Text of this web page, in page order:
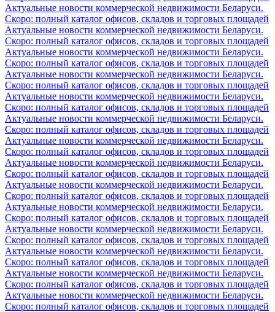
Актуальные новости коммерческой недвижимости Беларуси.
Скоро: полный каталог офисов, складов и торговых площадей
Актуальные новости коммерческой недвижимости Беларуси.
Скоро: полный каталог офисов, складов и торговых площадей
Актуальные новости коммерческой недвижимости Беларуси.
Скоро: полный каталог офисов, складов и торговых площадей
Актуальные новости коммерческой недвижимости Беларуси.
Скоро: полный каталог офисов, складов и торговых площадей
Актуальные новости коммерческой недвижимости Беларуси.
Скоро: полный каталог офисов, складов и торговых площадей
Актуальные новости коммерческой недвижимости Беларуси.
Скоро: полный каталог офисов, складов и торговых площадей
Актуальные новости коммерческой недвижимости Беларуси.
Скоро: полный каталог офисов, складов и торговых площадей
Актуальные новости коммерческой недвижимости Беларуси.
Скоро: полный каталог офисов, складов и торговых площадей
Актуальные новости коммерческой недвижимости Беларуси.
Скоро: полный каталог офисов, складов и торговых площадей
Актуальные новости коммерческой недвижимости Беларуси.
Скоро: полный каталог офисов, складов и торговых площадей
Актуальные новости коммерческой недвижимости Беларуси.
Скоро: полный каталог офисов, складов и торговых площадей
Актуальные новости коммерческой недвижимости Беларуси.
Скоро: полный каталог офисов, складов и торговых площадей
Актуальные новости коммерческой недвижимости Беларуси.
Скоро: полный каталог офисов, складов и торговых площадей
Актуальные новости коммерческой недвижимости Беларуси.
Скоро: полный каталог офисов, складов и торговых площадей